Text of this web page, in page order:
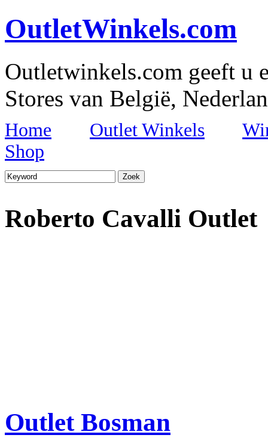
OutletWinkels.com
Outletwinkels.com geeft u
Stores van België,
Home Outlet Winkels
Shop
Roberto Cavalli Outlet
Outlet Bosman